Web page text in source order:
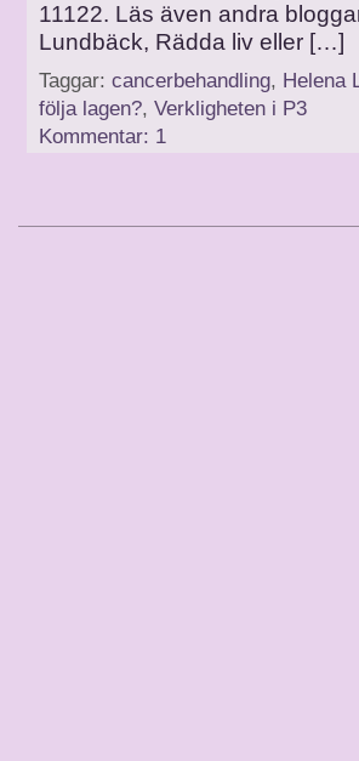
11122. Läs även andra
Lundbäck, Rädda liv eller […]
Taggar: cancerbehandling, Helena
följa lagen?, Verkligheten i P3
Kommentar: 1